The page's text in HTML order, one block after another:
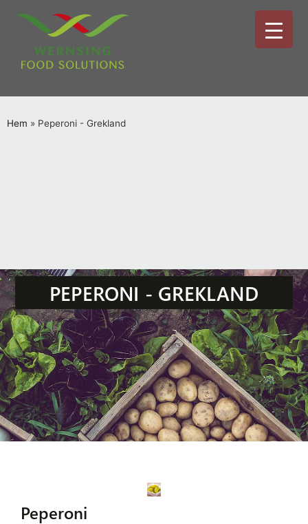
Hem » Peperoni - Grekland
PEPERONI - GREKLAND
Peperoni